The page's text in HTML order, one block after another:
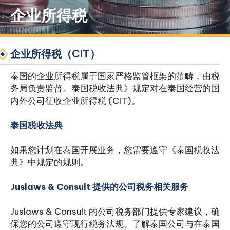
企业所得税
企业所得税（CIT）
泰国的企业所得税属于国家严格监管框架的范畴，由税
务局负责监督。泰国税收法典》规定对在泰国经营的国
内外公司征收企业所得税 (CIT)。
泰国税收法典
如果您计划在泰国开展业务，您需要遵守《泰国税收法
典》中规定的规则。
Juslaws & Consult 提供的公司税务相关服务
Juslaws & Consult 的公司税务部门提供专家建议，确
保您的公司遵守现行税务法规。了解泰国公司与在泰国